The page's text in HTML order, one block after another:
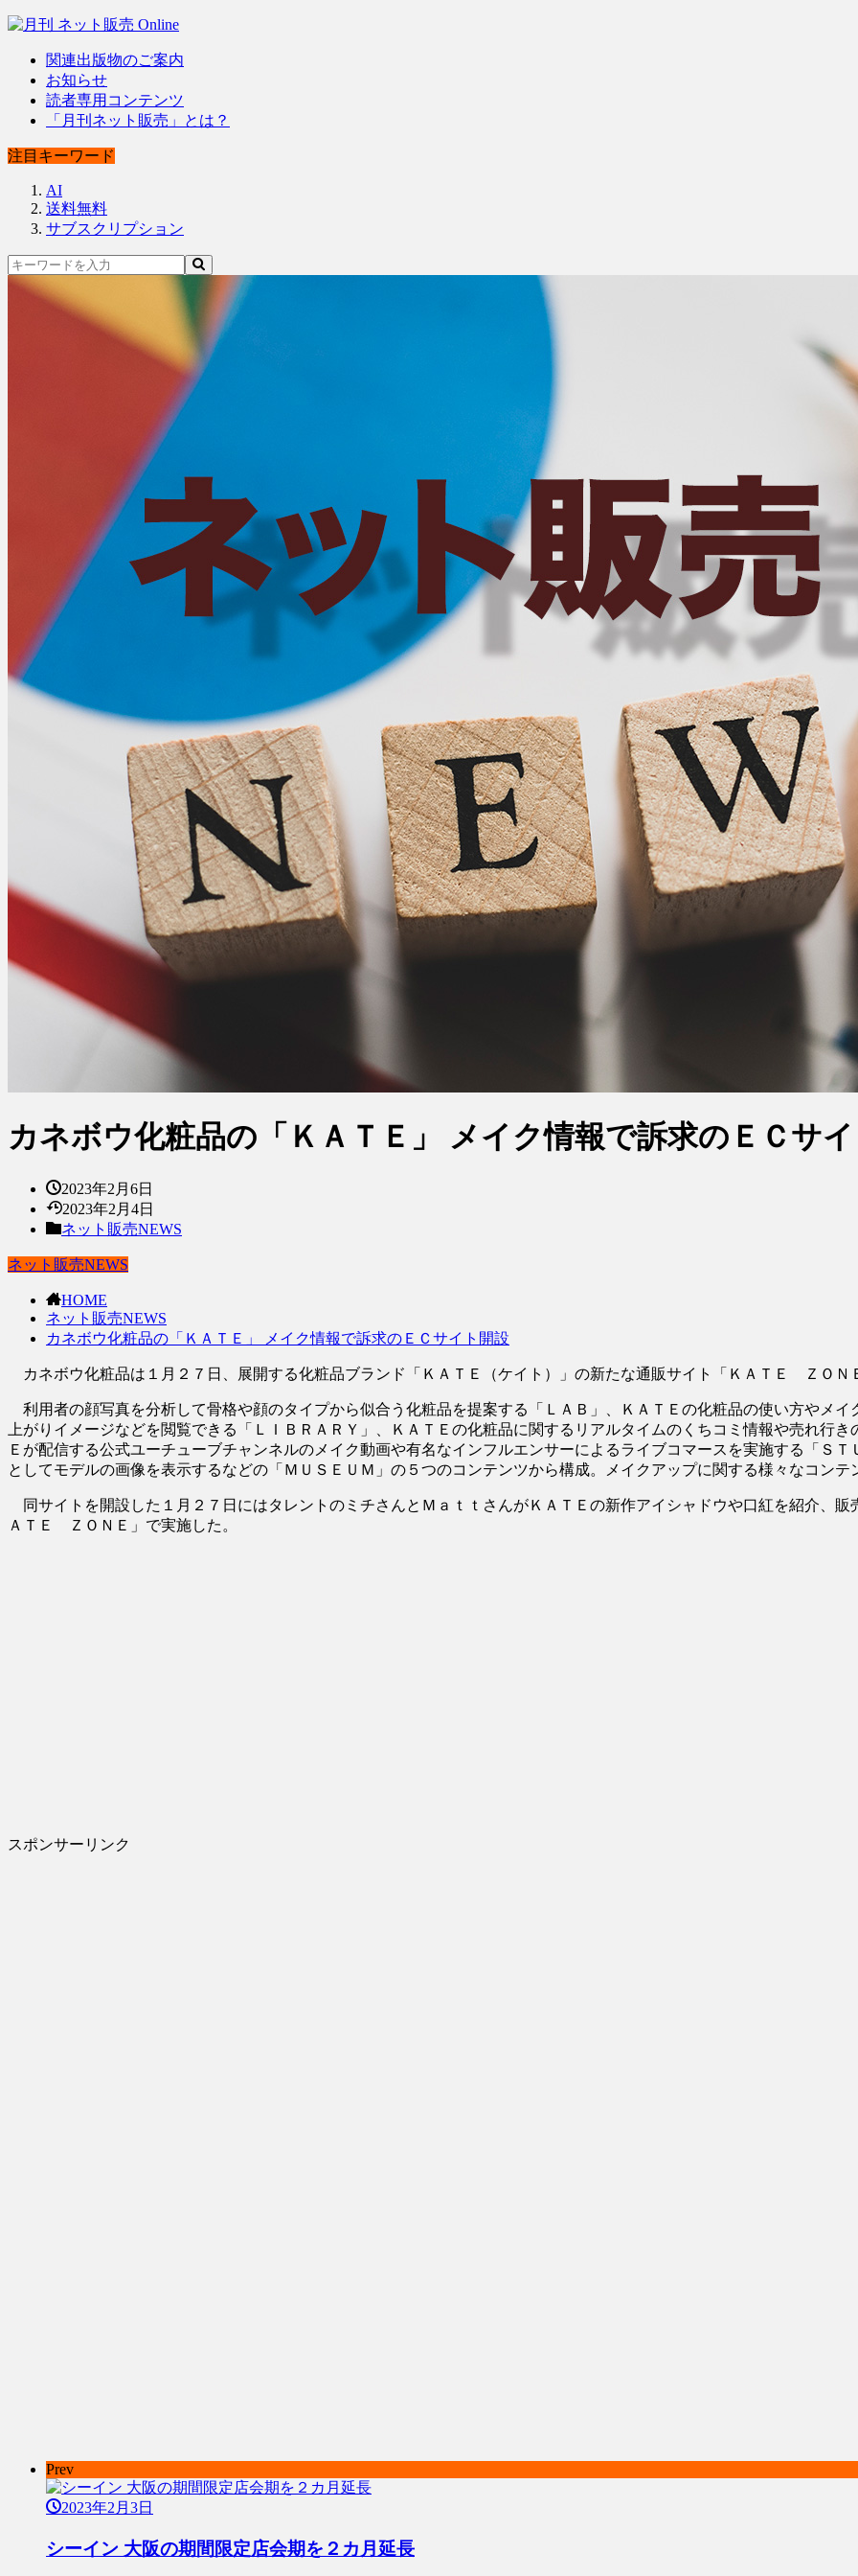
関連出版物のご案内
お知らせ
読者専用コンテンツ
「月刊ネット販売」とは？
注目キーワード
AI
送料無料
サブスクリプション
カネボウ化粧品の「ＫＡＴＥ」 メイク情報で訴求のＥＣサ
2023年2月6日
2023年2月4日
ネット販売NEWS
ネット販売NEWS
HOME
ネット販売NEWS
カネボウ化粧品の「ＫＡＴＥ」 メイク情報で訴求のＥＣサイト開設
カネボウ化粧品は１月２７日、展開する化粧品ブランド「ＫＡＴＥ（ケイト）」の新たな通販サイト「ＫＡＴＥ ＺＯＮ
利用者の顔写真を分析して骨格や顔のタイプから似合う化粧品を提案する「ＬＡＢ」、ＫＡＴＥの化粧品の使い方やメ
上がりイメージなどを閲覧できる「ＬＩＢＲＡＲＹ」、ＫＡＴＥの化粧品に関するリアルタイムのくちコミ情報や売れ行
Ｅが配信する公式ユーチューブチャンネルのメイク動画や有名なインフルエンサーによるライブコマースを実施する「Ｓ
としてモデルの画像を表示するなどの「ＭＵＳＥＵＭ」の５つのコンテンツから構成。メイクアップに関する様々なコン
同サイトを開設した１月２７日にはタレントのミチさんとＭａｔｔさんがＫＡＴＥの新作アイシャドウや口紅を紹介、
ＡＴＥ ＺＯＮＥ」で実施した。
スポンサーリンク
Prev
2023年2月3日
シーイン 大阪の期間限定店会期を２カ月延長